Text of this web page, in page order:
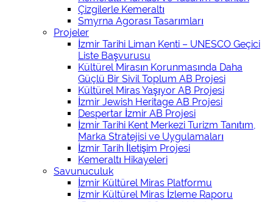
Çizgilerle Kemeraltı
Smyrna Agorası Tasarımları
Projeler
İzmir Tarihi Liman Kenti – UNESCO Geçici
Liste Başvurusu
Kültürel Mirasın Korunmasında Daha
Güçlü Bir Sivil Toplum AB Projesi
Kültürel Miras Yaşıyor AB Projesi
İzmir Jewish Heritage AB Projesi
Despertar İzmir AB Projesi
İzmir Tarihi Kent Merkezi Turizm Tanıtım,
Marka Stratejisi ve Uygulamaları
İzmir Tarih İletişim Projesi
Kemeraltı Hikayeleri
Savunuculuk
İzmir Kültürel Miras Platformu
İzmir Kültürel Miras İzleme Raporu